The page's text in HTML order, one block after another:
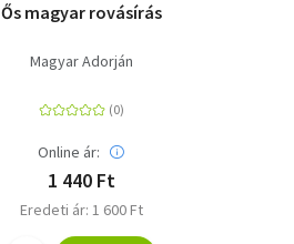
Ős magyar rovásírás
Magyar Adorján
Online ár:
1 440 Ft
Eredeti ár: 1 600 Ft